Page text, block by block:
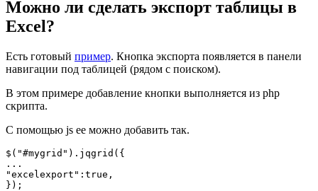
Можно ли сделать экспорт таблицы в
Excel?
Есть готовый пример. Кнопка экспорта появляется в панели
навигации под таблицей (рядом с поиском).
В этом примере добавление кнопки выполняется из php
скрипта.
С помощью js ее можно добавить так.
$("#mygrid").jqgrid({
...
"excelexport":true,
});